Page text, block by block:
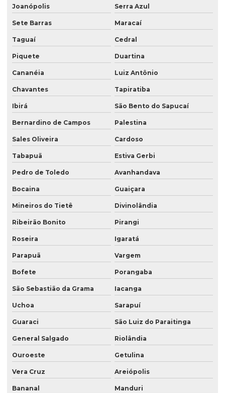
Joanópolis Serra Azul
Sete Barras Maracaí
Taguaí Cedral
Piquete Duartina
Cananéia Luiz Antônio
Chavantes Tapiratiba
Ibirá São Bento do Sapucaí
Bernardino de Campos Palestina
Sales Oliveira Cardoso
Tabapuã Estiva Gerbi
Pedro de Toledo Avanhandava
Bocaina Guaiçara
Mineiros do Tietê Divinolândia
Ribeirão Bonito Pirangi
Roseira Igaratá
Parapuã Vargem
Bofete Porangaba
São Sebastião da Grama Iacanga
Uchoa Sarapuí
Guaraci São Luiz do Paraitinga
General Salgado Riolândia
Ouroeste Getulina
Vera Cruz Areiópolis
Bananal Manduri